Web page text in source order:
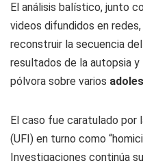
El análisis balístico, junto
videos difundidos en
reconstruir la secuencia
resultados de la autopsia y
pólvora sobre varios
El caso fue caratulado por
(UFI) en turno como
Investigaciones continúa